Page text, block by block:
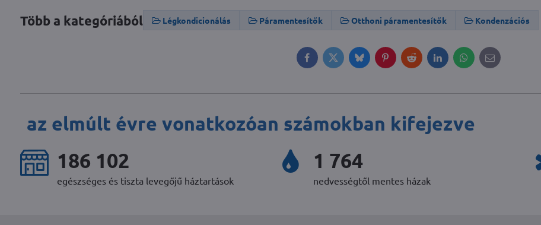
Több a kategóriából Légkondicionálás Páramentesítők Otthoni páramentesítők Kondenzációs
FacebookTwitterBlueskyPinterestRedditLinkedInWhatsApp
E-
mail
az elmúlt évre vonatkozóan számokban kifejezve
240 751
egészséges és tiszta levegőjű háztartások
2 282
nedvességtől mentes házak